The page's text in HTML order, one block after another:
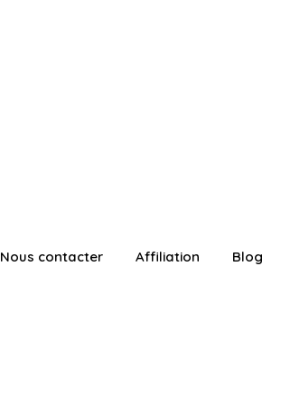
Nous contacter Affiliation Blog